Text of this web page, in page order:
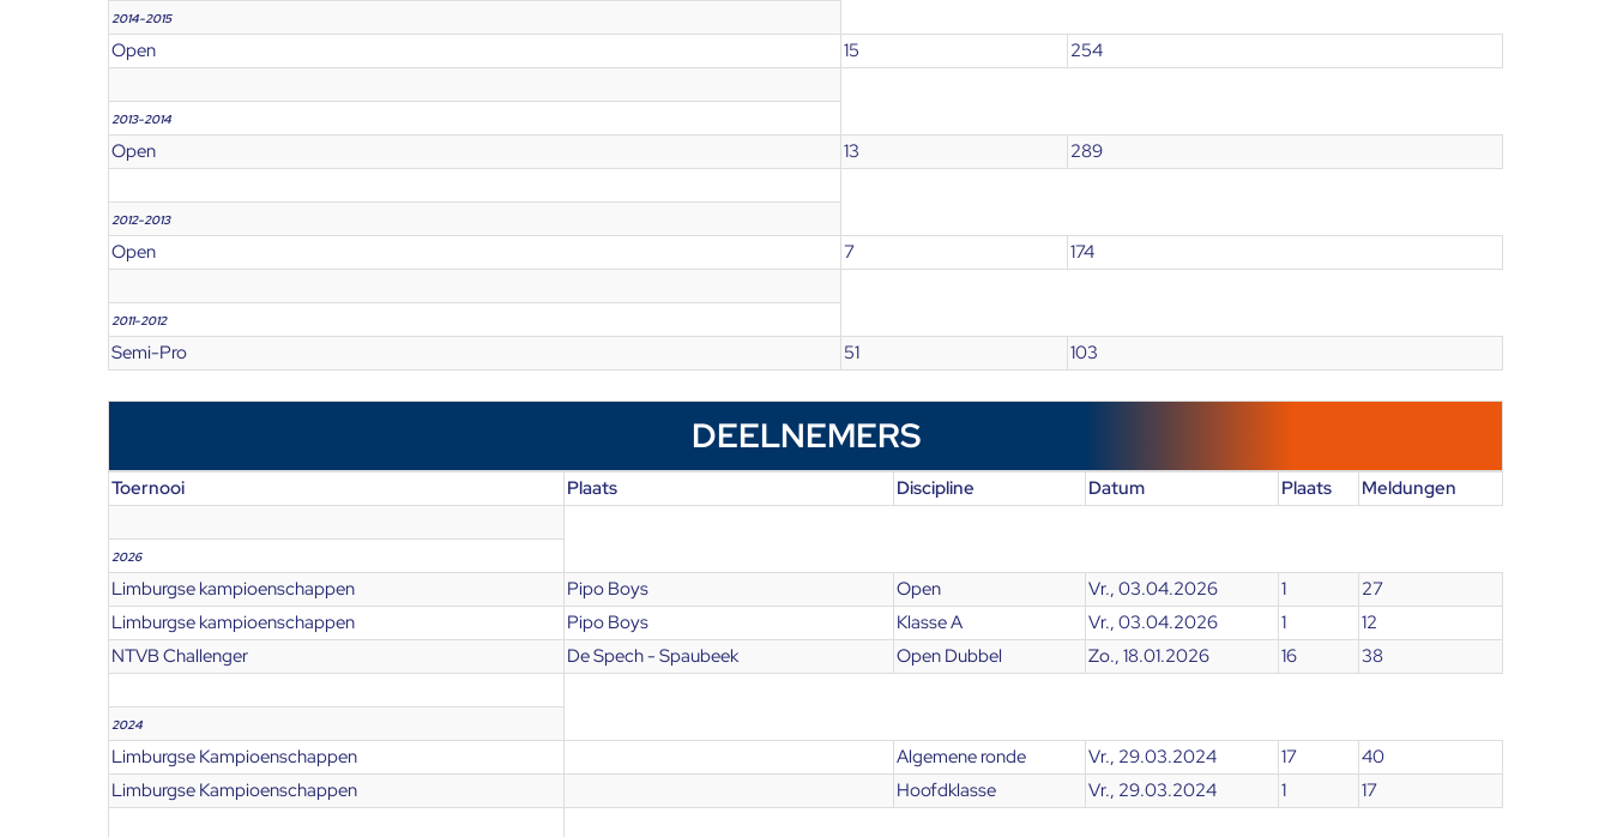
2014-2015
Open 15 254
2013-2014
Open 13 289
2012-2013
Open 7 174
2011-2012
Semi-Pro 51 103
DEELNEMERS
Toernooi Plaats Discipline Datum Plaats Meldungen
2026
Limburgse kampioenschappen Pipo Boys Open Vr., 03.04.2026 1
27
Limburgse kampioenschappen
Pipo Boys Klasse A Vr., 03.04.2026 1
12
NTVB Challenger
De Spech - Spaubeek Open Dubbel Zo., 18.01.2026 16 38
2024
Limburgse Kampioenschappen Algemene ronde Vr., 29.03.2024 17
40
Limburgse Kampioenschappen
Hoofdklasse Vr., 29.03.2024 1 17